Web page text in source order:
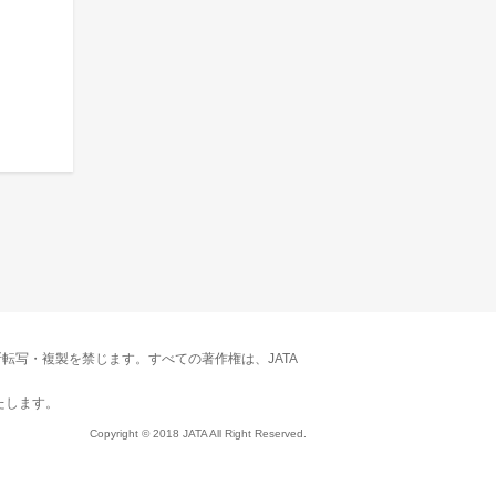
写・複製を禁じます。すべての著作権は、JATA
ます。
Copyright © 2018 JATA All Right Reserved.